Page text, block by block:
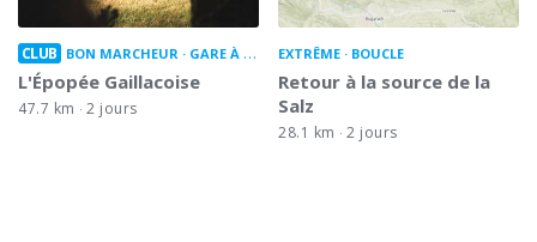
CLUB BON MARCHEUR GARE À GARE
L'Épopée Gaillacoise
47.7 km 2 jours
EXTRÊME BOUCLE
Retour à la source de la
Salz
28.1 km 2 jours